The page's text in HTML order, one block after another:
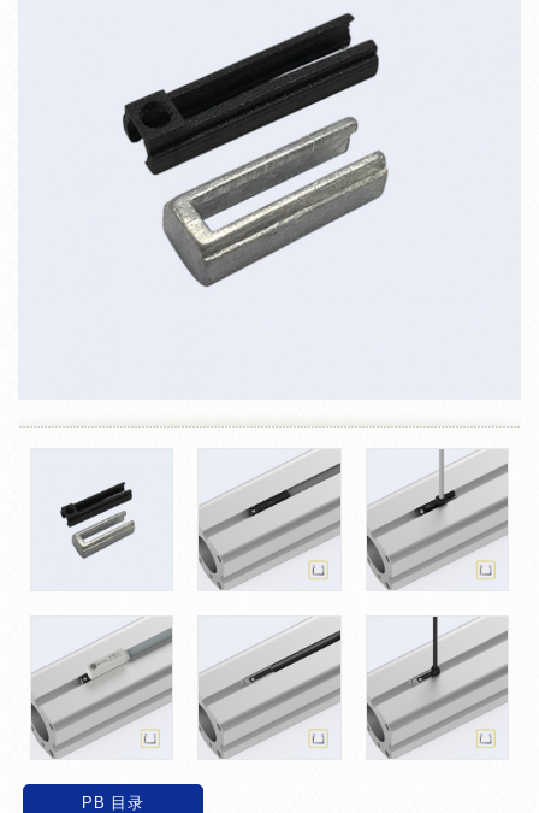
PB 目录